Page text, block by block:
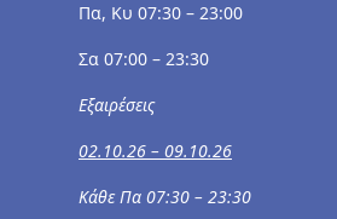
Πα, Κυ 07:30 – 23:00
Σα 07:00 – 23:30
Εξαιρέσεις
02.10.26 – 09.10.26
Κάθε Πα 07:30 – 23:30